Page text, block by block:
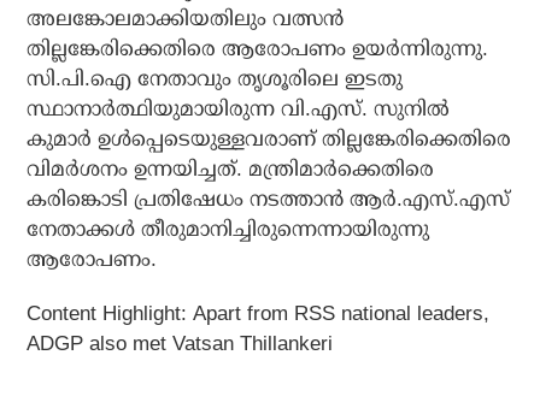
അലങ്കോലമാക്കിയതിലും വത്സന്‍
തില്ലങ്കേരിക്കെതിരെ ആരോപണം ഉയര്‍ന്നിരുന്നു.
സി.പി.ഐ നേതാവും തൃശൂരിലെ ഇടതു
സ്ഥാനാര്‍ത്ഥിയുമായിരുന്ന വി.എസ്. സുനില്‍
കുമാര്‍ ഉള്‍പ്പെടെയുള്ളവരാണ് തില്ലങ്കേരിക്കെതിരെ
വിമര്‍ശനം ഉന്നയിച്ചത്. മന്ത്രിമാര്‍ക്കെതിരെ
കരിങ്കൊടി പ്രതിഷേധം നടത്താന്‍ ആര്‍.എസ്.എസ്
നേതാക്കള്‍ തീരുമാനിച്ചിരുന്നെന്നായിരുന്നു
ആരോപണം.
Content Highlight: Apart from RSS national leaders,
ADGP also met Vatsan Thillankeri